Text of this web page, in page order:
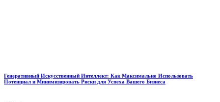
Генеративный Искусственный Интеллект: Как Максимально Использовать
Потенциал и Минимизировать Риски для Успеха Вашего Бизнеса